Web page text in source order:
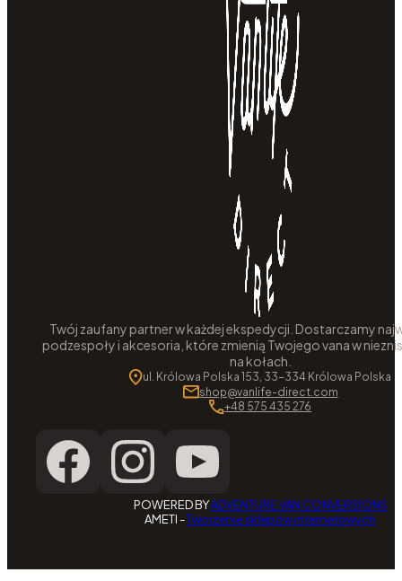
Twój zaufany partner w każdej ekspedycji. Dostarczamy
podzespoły i akcesoria, które zmienią Twojego vana w
na kołach.
ul. Królowa Polska 153, 33-334 Królowa Polska
shop@vanlife-direct.com
+48 575 435 276
POWERED BYADVENTURE VAN CONVERSIONS
AMETI -Tworzenie sklepów internetowych